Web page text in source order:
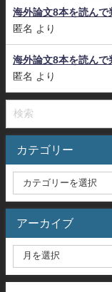
海外論文8本を読ん
匿名 より
海外論文8本を読ん
匿名 より
カテゴリー
アーカイブ